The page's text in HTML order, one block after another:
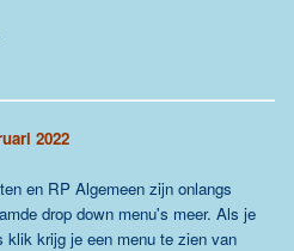
2022
en RP Algemeen zijn onlangs
drop down menu's meer. Als je
klik krijg je een menu te zien van